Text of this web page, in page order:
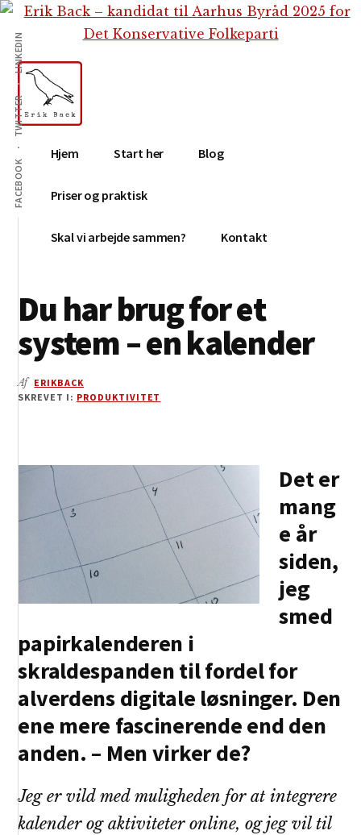
Skip
indhold
Gå
primær
sidebar
Skip
footer
Additional
menu
FACEBOOK
TWITTER
LINKEDIN
Erik
Back
Tekstforfatter,
content
creation,
blog,
medier
Hjem Start her Blog
Priser og praktisk
Skal vi arbejde sammen? Kontakt
Du har brug for et
system – en kalender
Af ERIKBACK
SKREVET I: PRODUKTIVITET
Det er
mang
e år
siden,
jeg
smed
papirkalenderen i
skraldespanden til fordel for
alverdens digitale løsninger. Den
ene mere fascinerende end den
anden. – Men virker de?
Jeg er vild med muligheden for at integrere
kalender og aktiviteter online, og jeg vil til